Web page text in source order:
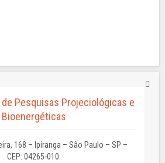
Pesquisas Projeciológicas e
Bioenergéticas
168 – Ipiranga – São Paulo – SP –
CEP: 04265-010.